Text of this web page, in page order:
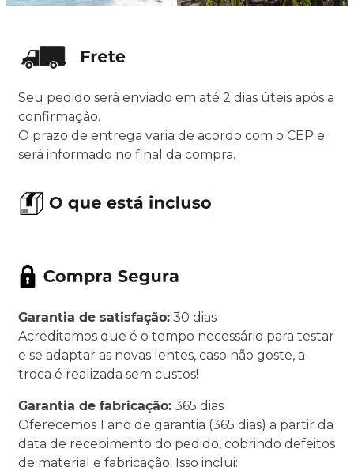
Seu pedido será enviado em até 2 dias úteis após a
confirmação.
O prazo de entrega varia de acordo com o CEP e
será informado no final da compra.
Garantia de satisfação: 30 dias
Acreditamos que é o tempo necessário para testar
e se adaptar as novas lentes, caso não goste, a
troca é realizada sem custos!
Garantia de fabricação: 365 dias
Oferecemos 1 ano de garantia (365 dias) a partir da
data de recebimento do pedido, cobrindo defeitos
de material e fabricação. Isso inclui: